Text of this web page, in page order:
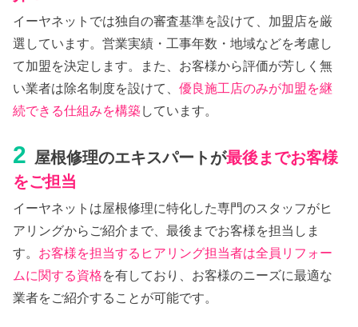
イーヤネットでは独自の審査基準を設けて、加盟店を厳
選しています。営業実績・工事年数・地域などを考慮し
て加盟を決定します。また、お客様から評価が芳しく無
い業者は除名制度を設けて、優良施工店のみが加盟を継
続できる仕組みを構築しています。
2 屋根修理のエキスパートが最後までお客様
をご担当
イーヤネットは屋根修理に特化した専門のスタッフがヒ
アリングからご紹介まで、最後までお客様を担当しま
す。 お客様を担当するヒアリング担当者は全員リフォー
ムに関する資格を有しており、お客様のニーズに最適な
業者をご紹介することが可能です。